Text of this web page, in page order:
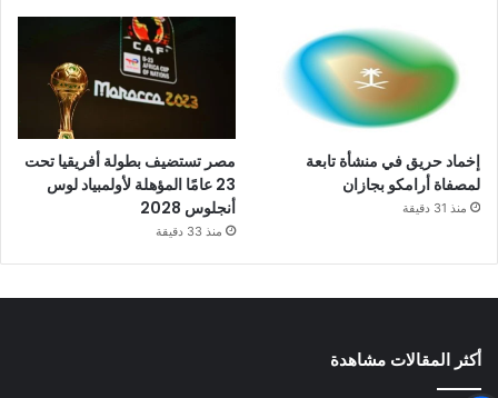
إخماد حريق في منشأة تابعة
لمصفاة أرامكو بجازان
منذ 31 دقيقة
مصر تستضيف بطولة أفريقيا تحت
23 عامًا المؤهلة لأولمبياد لوس
أنجلوس 2028
منذ 33 دقيقة
أكثر المقالات مشاهدة